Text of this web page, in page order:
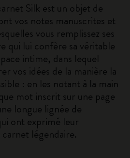
Silk est un objet de
vos notes manuscrites et
vous remplissez ses
qui lui confère sa véritable
intime, dans lequel
vos idées de la manière la
: en les notant à la main
mot inscrit sur une page
longue lignée de
ont exprimé leur
légendaire.